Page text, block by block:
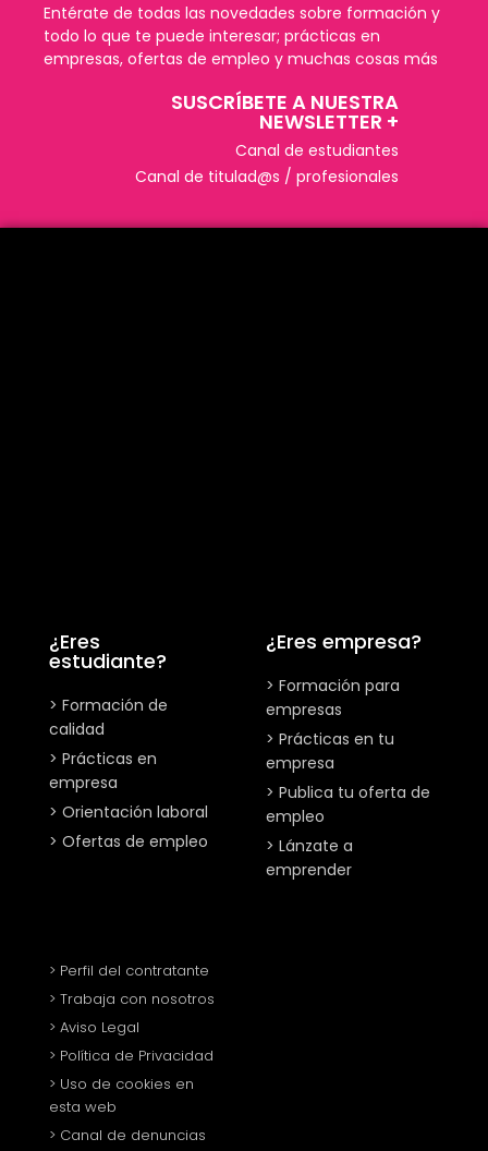
Entérate de todas las novedades sobre formación y
todo lo que te puede interesar; prácticas en
empresas, ofertas de empleo y muchas cosas más
SUSCRÍBETE A NUESTRA
NEWSLETTER +​
Canal de estudiantes
Canal de titulad@s / profesionales
¿Eres
estudiante?
> Formación de
calidad
> Prácticas en
empresa
> Orientación laboral
> Ofertas de empleo
¿Eres empresa?
> Formación para
empresas
> Prácticas en tu
empresa
> Publica tu oferta de
empleo
> Lánzate a
emprender
> Perfil del contratante
> Trabaja con nosotros
> Aviso Legal
> Política de Privacidad
> Uso de cookies en
esta web
> Canal de denuncias